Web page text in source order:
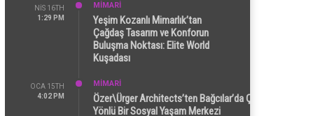
NIS 16TH
1:29 PM
MİMARİ
Yeşim Kozanlı Mimarlık’tan
Çağdaş Tasarım ve Konforun
Buluşma Noktası: Elite World
Kuşadası
OCA 15TH
4:02 PM
MİMARİ
Özer\Ürger Architects’ten Bağcılar’da Çok
Yönlü Bir Sosyal Yaşam Merkezi